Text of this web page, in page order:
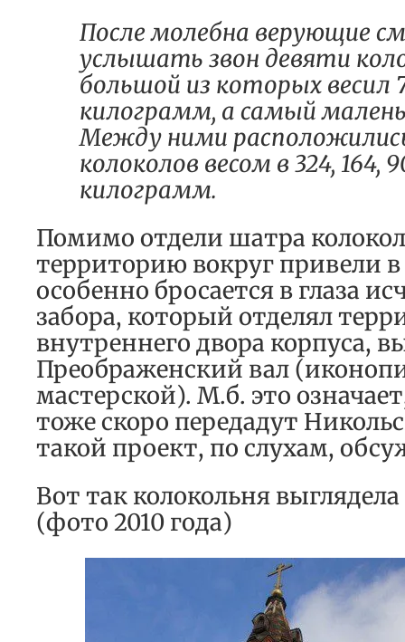
После молебна верующие
услышать звон девяти
большой из которых весил
килограмм, а самый
Между ними
колоколов весом в 324, 164,
килограмм.
Помимо отдели шатра
территорию вокруг привели
особенно бросается в глаза
забора, который отделял
внутреннего двора корпуса,
Преображенский вал
мастерской). М.б. это
тоже скоро передадут
такой проект, по слухам,
Вот так колокольня
(фото 2010 года)